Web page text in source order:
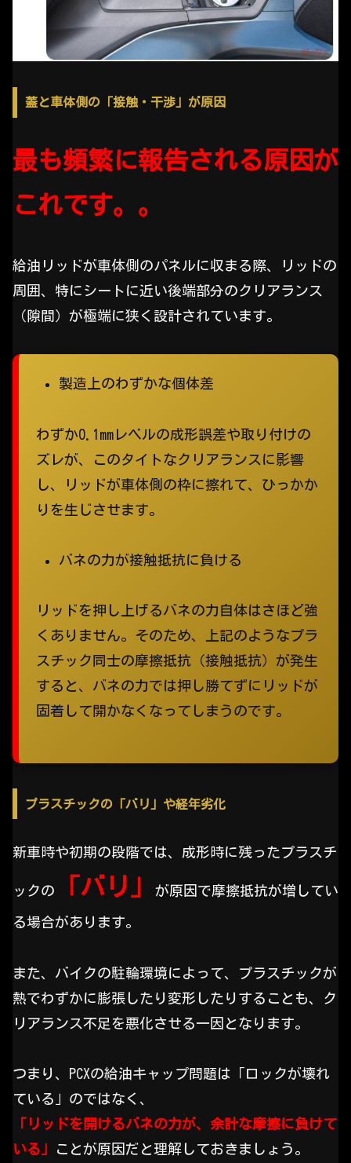
蓋と車体側の「接触・干渉」が原因
最も頻繁に報告される原因が
これです。。
給油リッドが車体側のパネルに収まる際、リッドの
周囲、特にシートに近い後端部分のクリアランス
（隙間）が極端に狭く設計されています。
製造上のわずかな個体差
わずか0.1mmレベルの成形誤差や取り付けの
ズレが、このタイトなクリアランスに影響
し、リッドが車体側の枠に擦れて、ひっかか
りを生じさせます。
バネの力が接触抵抗に負ける
リッドを押し上げるバネの力自体はさほど強
くありません。そのため、上記のようなプラ
スチック同士の摩擦抵抗（接触抵抗）が発生
すると、バネの力では押し勝てずにリッドが
固着して開かなくなってしまうのです。
プラスチックの「バリ」や経年劣化
新車時や初期の段階では、成形時に残ったプラスチ
ックの 「バリ」 が原因で摩擦抵抗が増してい
る場合があります。
また、バイクの駐輪環境によって、プラスチックが
熱でわずかに膨張したり変形したりすることも、ク
リアランス不足を悪化させる一因となります。
つまり、PCXの給油キャップ問題は「ロックが壊れ
ている」のではなく、
「リッドを開けるバネの力が、余計な摩擦に負けて
いる」
ことが原因だと理解しておきましょう。